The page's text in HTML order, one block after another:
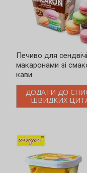
Печиво для
макаронами зі
кави
ДОДАТИ ДО
ШВИДКИХ